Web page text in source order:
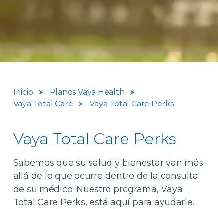
Inicio
Planos Vaya Health
Vaya Total Care
Vaya Total Care Perks
Vaya Total Care Perks
Sabemos que su salud y bienestar van más
allá de lo que ocurre dentro de la consulta
de su médico. Nuestro programa, Vaya
Total Care Perks, está aquí para ayudarle.